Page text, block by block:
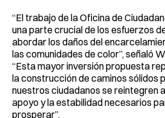
“El trabajo de la Oficina de
una parte crucial de los esfuerzos
abordar los daños del
las comunidades de color”, señaló
“Esta mayor inversión propuesta
la construcción de caminos sólidos
nuestros ciudadanos se reintegren
apoyo y la estabilidad necesarios
prosperar”.